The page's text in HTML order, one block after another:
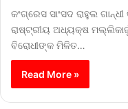
କଂଗ୍ରେସ ସାଂସଦ ରାହୁଲ
ରାଷ୍ଟ୍ରୀୟ ଅଧ୍ୟକ୍ଷ
ବିରୋଧୀଙ୍କ ମିଳିତ…
Read More »